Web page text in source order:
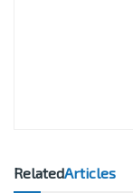
RelatedArticles